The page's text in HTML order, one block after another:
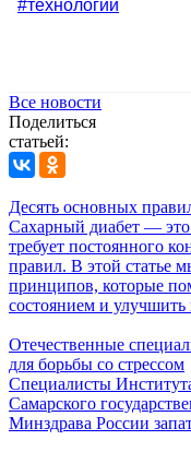
#технологии
Все новости
Поделиться
статьей:
Десять основных
Сахарный диабет — это
требует постоянного
правил. В этой статье
принципов, которые
состоянием и улучшить
Отечественные
для борьбы со стрессом
Специалисты
Самарского
Минздрава России